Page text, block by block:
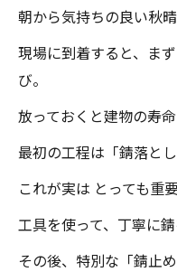
朝から気持ちの良い秋
現場に到着すると、ま
び。
放っておくと建物の寿
最初の工程は「錆落とし
これが実は とっても重
工具を使って、丁寧に
その後、特別な「錆止